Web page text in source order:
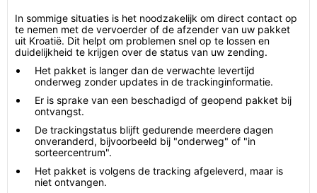
In sommige situaties is het noodzakelijk om direct contact op
te nemen met de vervoerder of de afzender van uw pakket
uit Kroatië. Dit helpt om problemen snel op te lossen en
duidelijkheid te krijgen over de status van uw zending.
Het pakket is langer dan de verwachte levertijd
onderweg zonder updates in de trackinginformatie.
Er is sprake van een beschadigd of geopend pakket bij
ontvangst.
De trackingstatus blijft gedurende meerdere dagen
onveranderd, bijvoorbeeld bij "onderweg" of "in
sorteercentrum".
Het pakket is volgens de tracking afgeleverd, maar is
niet ontvangen.